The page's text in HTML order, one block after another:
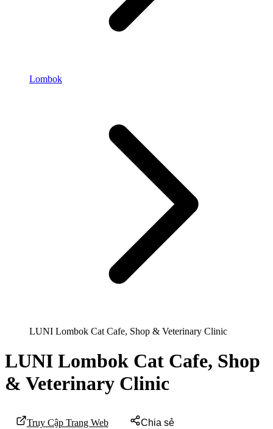
Lombok
LUNI Lombok Cat Cafe, Shop & Veterinary Clinic
LUNI Lombok Cat Cafe, Shop
& Veterinary Clinic
Truy Cập Trang Web Chia sẻ